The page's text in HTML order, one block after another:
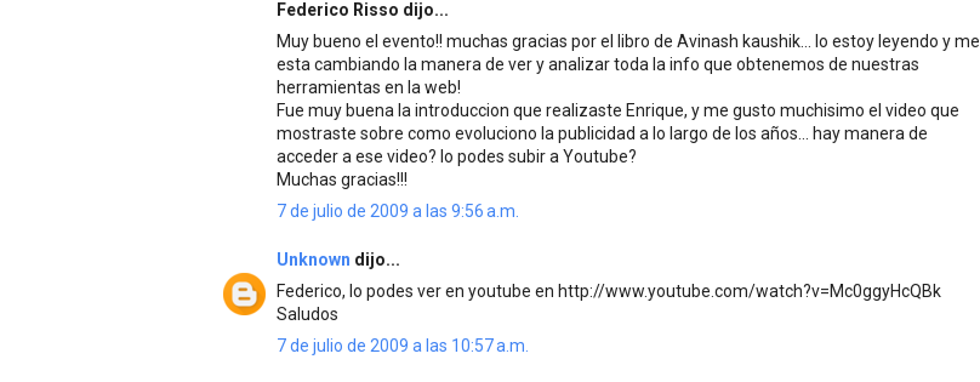
Federico Risso dijo...
Muy bueno el evento!! muchas gracias por el libro de Avinash kaushik... lo estoy leyendo y me
esta cambiando la manera de ver y analizar toda la info que obtenemos de nuestras
herramientas en la web!
Fue muy buena la introduccion que realizaste Enrique, y me gusto muchisimo el video que
mostraste sobre como evoluciono la publicidad a lo largo de los años... hay manera de
acceder a ese video? lo podes subir a Youtube?
Muchas gracias!!!
7 de julio de 2009 a las 9:56 a.m.
Unknown dijo...
Federico, lo podes ver en youtube en http://www.youtube.com/watch?v=Mc0ggyHcQBk
Saludos
7 de julio de 2009 a las 10:57 a.m.